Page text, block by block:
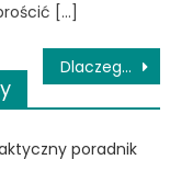
[…]
Dlaczego warto wykonać badanie nasienia?
poradnik